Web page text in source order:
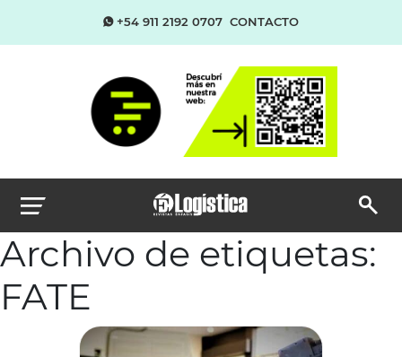
+54 911 2192 0707 CONTACTO
Archivo de etiquetas:
FATE